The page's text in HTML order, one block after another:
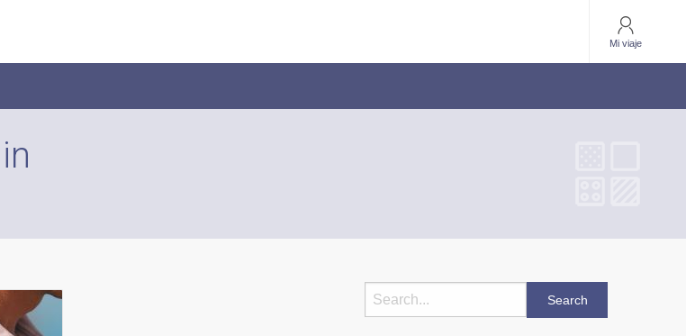
Mi viaje